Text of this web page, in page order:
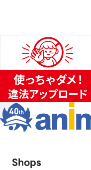
Shops